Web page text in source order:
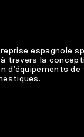
espagnole
travers la
d'équipements